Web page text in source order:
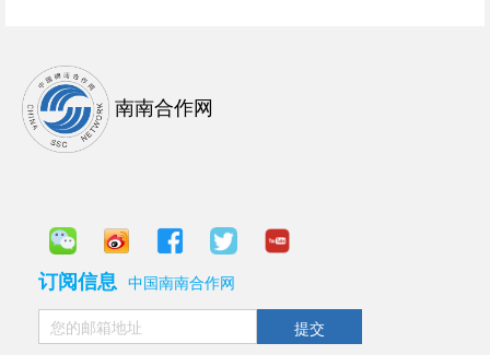
南南合作网
订阅信息 中国南南合作网
提交